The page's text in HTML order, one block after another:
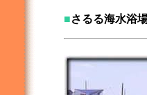
■さるる海水浴